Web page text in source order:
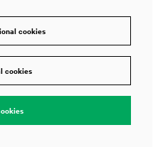
cookies
cookies